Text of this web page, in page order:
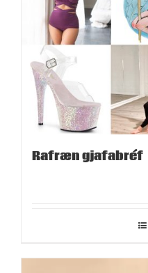
Rafræn gjafabréf